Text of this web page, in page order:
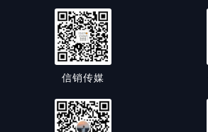
信销传媒